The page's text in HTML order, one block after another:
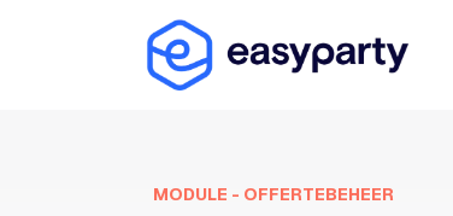
MODULE - OFFERTEBEHEER